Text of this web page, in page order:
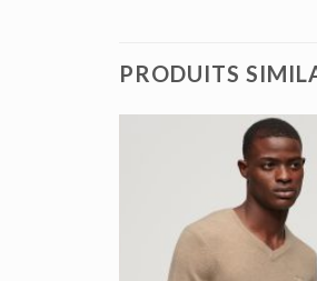
PRODUITS